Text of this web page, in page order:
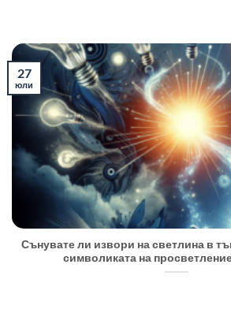
Сънувате ли извори на светлина в
символиката на
27
юли